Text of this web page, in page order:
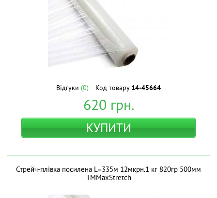
Відгуки (0) Код товару 14-45664
620 грн.
КУПИТИ
Стрейч-плівка посилена L=335м 12мкрн.1 кг 820гр 500мм
ТМMaxStretch